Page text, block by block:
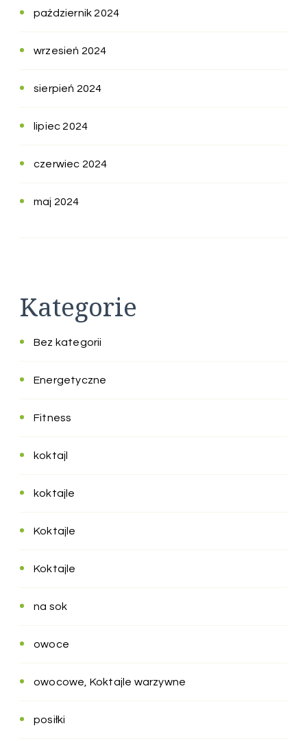
październik 2024
wrzesień 2024
sierpień 2024
lipiec 2024
czerwiec 2024
maj 2024
Kategorie
Bez kategorii
Energetyczne
Fitness
koktajl
koktajle
Koktajle
Koktajle
na sok
owoce
owocowe, Koktajle warzywne
posiłki